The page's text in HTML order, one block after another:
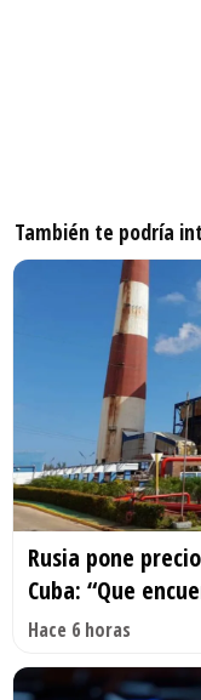
También te podría
Rusia pone
Cuba: “Que
Hace 6 horas